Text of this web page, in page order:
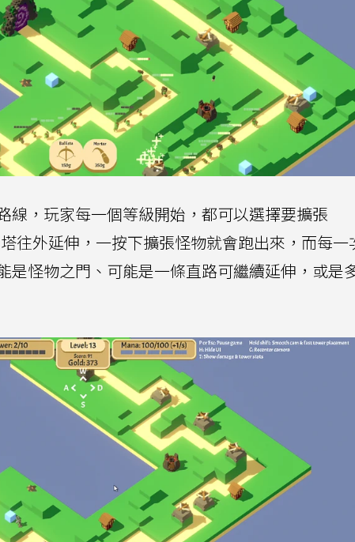
線，玩家每一個等級開始，都可以選擇要擴張
往外延伸，一按下擴張怪物就會跑出來，而每一
是怪物之門、可能是一條直路可繼續延伸，或是